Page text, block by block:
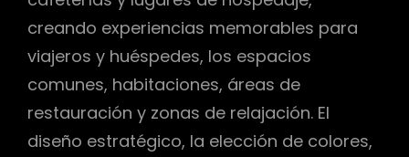
creando experiencias memorables para
viajeros y huéspedes, los espacios
comunes, habitaciones, áreas de
restauración y zonas de relajación. El
diseño estratégico, la elección de colores,